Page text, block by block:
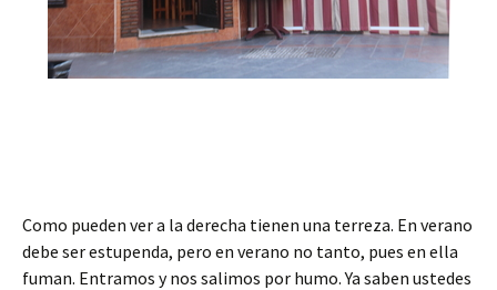
Como pueden ver a la derecha tienen una terreza. En verano
debe ser estupenda, pero en verano no tanto, pues en ella
fuman. Entramos y nos salimos por humo. Ya saben ustedes